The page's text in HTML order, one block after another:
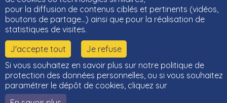
pour la diffusion de contenus ciblés et pertinents (vidéos,
boutons de partage…) ainsi que pour la réalisation de
statistiques de visites.
J'accepte tout
Je refuse
Si vous souhaitez en savoir plus sur notre politique de
protection des données personnelles, ou si vous souhaitez
paramétrer le dépôt de cookies, cliquez sur